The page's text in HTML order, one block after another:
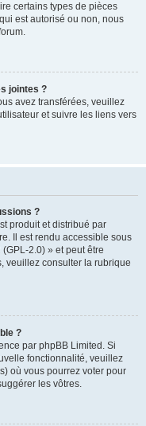
certains types de pièces
est autorisé ou non, nous
jointes ?
avez transférées, veuillez
et suivre les liens vers
?
produit et distribué par
Il est rendu accessible sous
2.0) » et peut être
veuillez consulter la rubrique
?
par phpBB Limited. Si
fonctionnalité, veuillez
où vous pourrez voter pour
les vôtres.